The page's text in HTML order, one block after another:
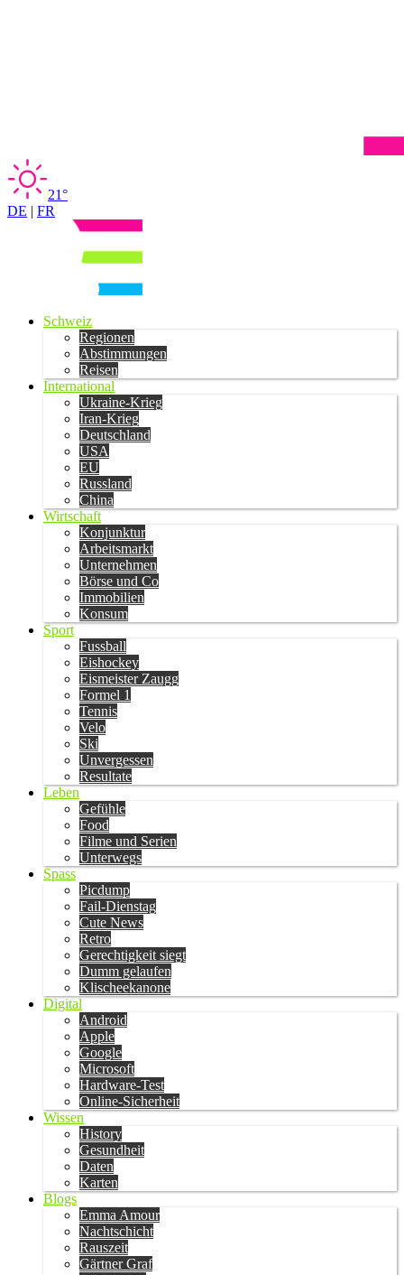
21°
DE | FR
Schweiz
Regionen
Abstimmungen
Reisen
International
Ukraine-Krieg
Iran-Krieg
Deutschland
USA
EU
Russland
China
Wirtschaft
Konjunktur
Arbeitsmarkt
Unternehmen
Börse und Co
Immobilien
Konsum
Sport
Fussball
Eishockey
Eismeister Zaugg
Formel 1
Tennis
Velo
Ski
Unvergessen
Resultate
Leben
Gefühle
Food
Filme und Serien
Unterwegs
Spass
Picdump
Fail-Dienstag
Cute News
Retro
Gerechtigkeit siegt
Dumm gelaufen
Klischeekanone
Digital
Android
Apple
Google
Microsoft
Hardware-Test
Online-Sicherheit
Wissen
History
Gesundheit
Daten
Karten
Blogs
Emma Amour
Nachtschicht
Rauszeit
Gärtner Graf